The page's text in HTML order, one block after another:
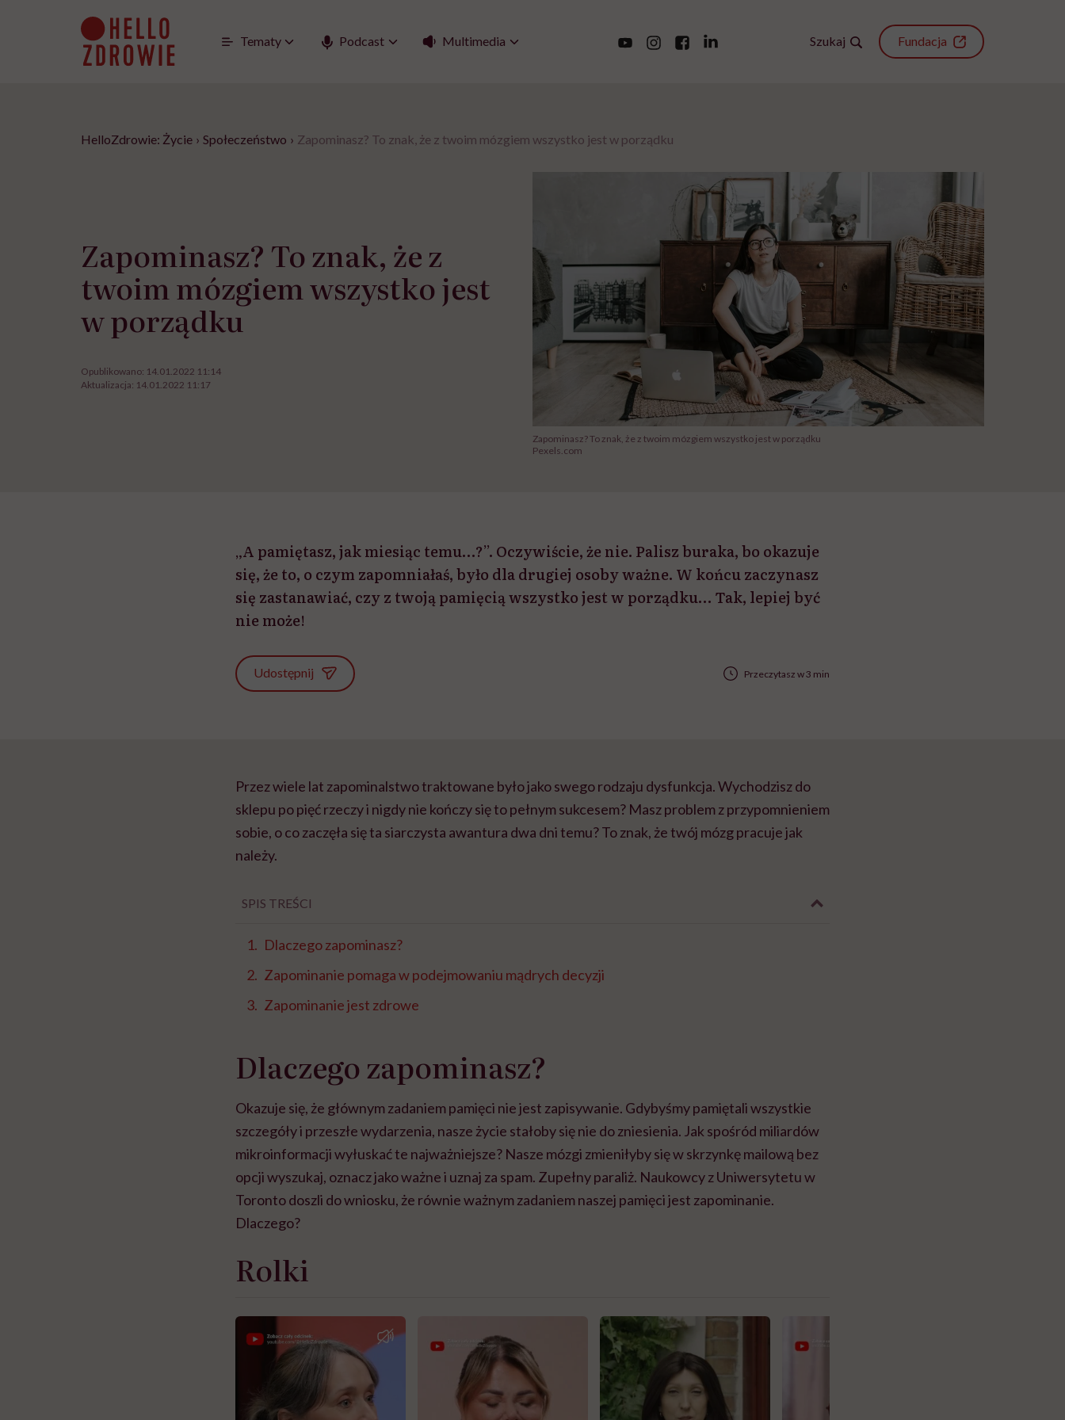
Tematy Podcast Multimedia Szukaj Fundacja
HelloZdrowie: Życie › Społeczeństwo › Zapominasz? To znak, że z twoim mózgiem wszystko jest w porządku
Zapominasz? To znak, że z
twoim mózgiem wszystko jest
w porządku
Opublikowano: 14.01.2022 11:14
Aktualizacja: 14.01.2022 11:17
Zapominasz? To znak, że z twoim mózgiem wszystko jest w porządku
Pexels.com
„A pamiętasz, jak miesiąc temu…?”. Oczywiście, że nie. Palisz buraka, bo okazuje
się, że to, o czym zapomniałaś, było dla drugiej osoby ważne. W końcu zaczynasz
się zastanawiać, czy z twoją pamięcią wszystko jest w porządku… Tak, lepiej być
nie może!
Udostępnij Przeczytasz w 3 min
Przez wiele lat zapominalstwo traktowane było jako swego rodzaju dysfunkcja. Wychodzisz do
sklepu po pięć rzeczy i nigdy nie kończy się to pełnym sukcesem? Masz problem z przypomnieniem
sobie, o co zaczęła się ta siarczysta awantura dwa dni temu? To znak, że twój mózg pracuje jak
należy.
SPIS TREŚCI
Dlaczego zapominasz?
Zapominanie pomaga w podejmowaniu mądrych decyzji
Zapominanie jest zdrowe
Dlaczego zapominasz?
Okazuje się, że głównym zadaniem pamięci nie jest zapisywanie. Gdybyśmy pamiętali wszystkie
szczegóły i przeszłe wydarzenia, nasze życie stałoby się nie do zniesienia. Jak spośród miliardów
mikroinformacji wyłuskać te najważniejsze? Nasze mózgi zmieniłyby się w skrzynkę mailową bez
opcji wyszukaj, oznacz jako ważne i uznaj za spam. Zupełny paraliż. Naukowcy z Uniwersytetu w
Toronto doszli do wniosku, że równie ważnym zadaniem naszej pamięci jest zapominanie.
Dlaczego?
Rolki